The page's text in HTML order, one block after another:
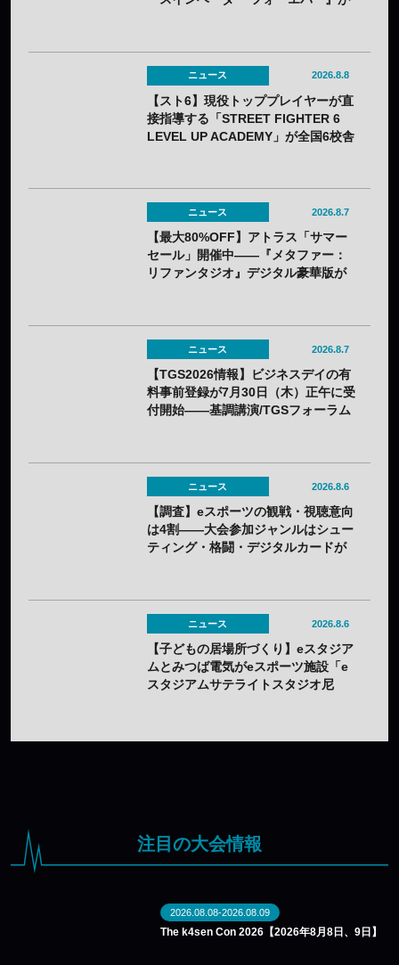
ニュース 2026.8.8
【スト6】現役トッププレイヤーが直
接指導する「STREET FIGHTER 6
LEVEL UP ACADEMY」が全国6校舎
ニュース 2026.8.7
【最大80%OFF】アトラス「サマー
セール」開催中——『メタファー：
リファンタジオ』デジタル豪華版が
ニュース 2026.8.7
【TGS2026情報】ビジネスデイの有
料事前登録が7月30日（木）正午に受
付開始——基調講演/TGSフォーラム
ニュース 2026.8.6
【調査】eスポーツの観戦・視聴意向
は4割——大会参加ジャンルはシュー
ティング・格闘・デジタルカードが
ニュース 2026.8.6
【子どもの居場所づくり】eスタジア
ムとみつば電気がeスポーツ施設「e
スタジアムサテライトスタジオ尼
注目の大会情報
2026.08.08-2026.08.09
The k4sen Con 2026【2026年8月8日、9日】